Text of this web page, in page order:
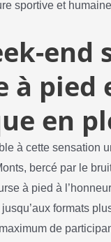
sportive et
end
à pied
en
à cette sensation
bercé par le
à pied à
formats
de